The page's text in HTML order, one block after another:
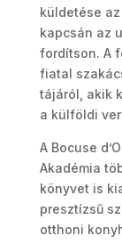
küldetése
kapcsán az
fordítson. A
fiatal
tájáról, akik
a külföldi
A Bocuse
Akadémia
könyvet is
presztízsű
otthoni